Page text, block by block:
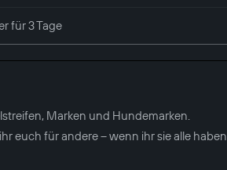
für 3 Tage
Marken und Hundemarken.
euch für andere – wenn ihr sie alle haben